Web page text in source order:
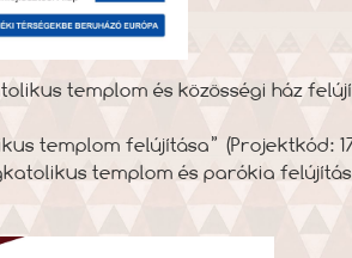
templom és közösségi ház
templom felújítása” (Projektkód:
templom és parókia